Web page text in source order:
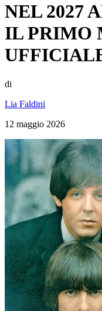
NEL 2027
IL PRIMO
di
Lia Faldini
12 maggio 2026